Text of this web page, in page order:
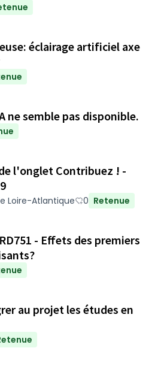
éclairage artificiel axe
ne semble pas disponible.
l'onglet Contribuez ! -
Loire-Atlantique 0 Retenue
- Effets des premiers
au projet les études en